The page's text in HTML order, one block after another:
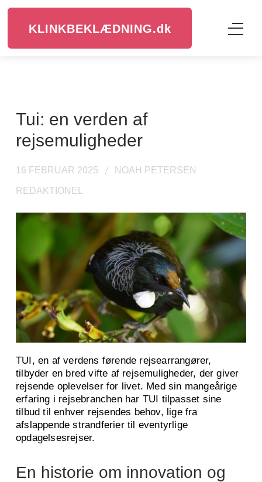
KLINKBEKLÆDNING.dk
Tui: en verden af
rejsemuligheder
16 FEBRUAR 2025 NOAH PETERSEN
REDAKTIONEL
TUI, en af verdens førende rejsearrangører,
tilbyder en bred vifte af rejsemuligheder, der giver
rejsende oplevelser for livet. Med sin mangeårige
erfaring i rejsebranchen har TUI tilpasset sine
tilbud til enhver rejsendes behov, lige fra
afslappende strandferier til eventyrlige
opdagelsesrejser.
En historie om innovation og